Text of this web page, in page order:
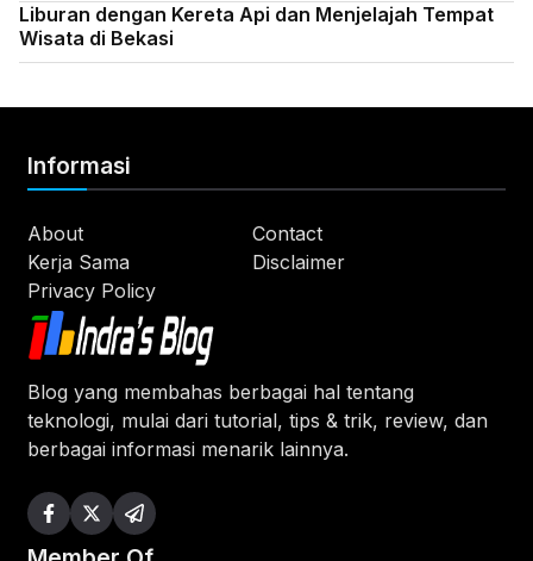
Liburan dengan Kereta Api dan Menjelajah Tempat
Wisata di Bekasi
Blog yang membahas berbagai hal tentang
teknologi, mulai dari tutorial, tips & trik, review, dan
berbagai informasi menarik lainnya.
Informasi
About
Contact
Kerja Sama
Disclaimer
Privacy Policy